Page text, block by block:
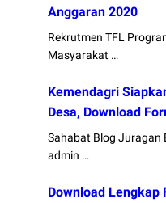
Anggaran 2020
Rekrutmen TFL
Masyarakat …
Kemendagri
Desa, Download
Sahabat Blog Juragan
admin …
Download Lengkap